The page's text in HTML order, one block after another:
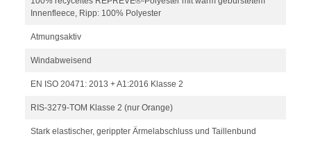
Innenfleece, Ripp: 100% Polyester
Atmungsaktiv
Windabweisend
EN ISO 20471: 2013 + A1:2016 Klasse 2
RIS-3279-TOM Klasse 2 (nur Orange)
Stark elastischer, gerippter Ärmelabschluss und Taillenbund